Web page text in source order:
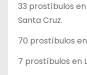
33 prostíbulos
Santa Cruz.
70 prostíbulos
7 prostíbulos en